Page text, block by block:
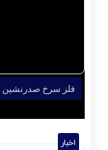
فلز سرخ صدرنشین
اخبار